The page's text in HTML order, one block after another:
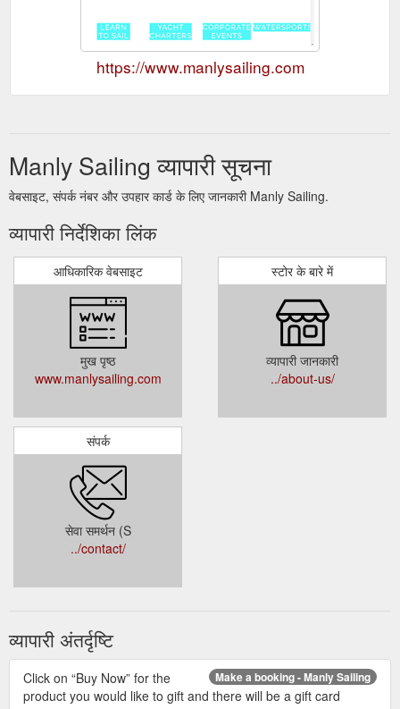
https://www.manlysailing.com
Manly Sailing व्यापारी सूचना
वेबसाइट, संपर्क नंबर और उपहार कार्ड के लिए जानकारी Manly Sailing.
व्यापारी निर्देशिका लिंक
आधिकारिक वेबसाइट
मुख पृष्ठ
www.manlysailing.com
स्टोर के बारे में
व्यापारी जानकारी
../about-us/
संपर्क
सेवा समर्थन (S
../contact/
व्यापारी अंतर्दृष्टि
Make a booking - Manly Sailing
Click on “Buy Now” for the
product you would like to gift and there will be a gift card